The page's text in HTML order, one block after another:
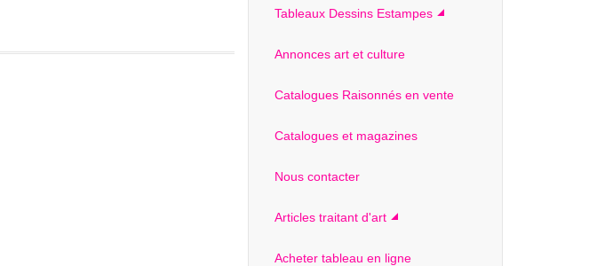
Tableaux Dessins Estampes
Annonces art et culture
Catalogues Raisonnés en vente
Catalogues et magazines
Nous contacter
Articles traitant d'art
Acheter tableau en ligne